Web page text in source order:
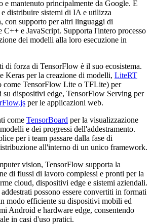
e mantenuto principalmente da Google. È
distribuire sistemi di IA e utilizza
con supporto per altri linguaggi di
C++ e JavaScript. Supporta l'intero processo
dei modelli alla loro esecuzione in
di forza di TensorFlow è il suo ecosistema.
Keras per la creazione di modelli, LiteRT
come TensorFlow Lite o TFLite) per
su dispositivi edge, TensorFlow Serving per
per le applicazioni web.
come TensorBoard per la visualizzazione
e dei progressi dell'addestramento.
per i team passare dalla fase di
all'interno di un unico framework.
vision, TensorFlow supporta la
di flussi di lavoro complessi e pronti per la
cloud, dispositivi edge e sistemi aziendali.
possono essere convertiti in formati
modo efficiente su dispositivi mobili ed
Android e hardware edge, consentendo
in casi d'uso pratici.